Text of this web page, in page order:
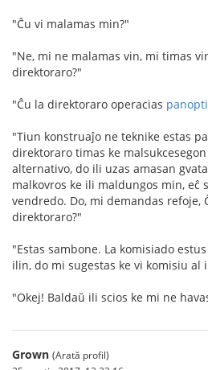
"Ĉu vi malamas min?"
"Ne, mi ne malamas vin, mi timas
direktoraro?"
"Ĉu la direktoraro operacias
"Tiun konstruaĵo ne teknike estas
direktoraro timas ke
alternativo, do ili uzas amasan
malkovros ke ili maldungos min, eĉ
vendredo. Do, mi demandas refoje,
direktoraro?"
"Estas sambone. La komisiado
ilin, do mi sugestas ke vi komisiu al
"Okej! Baldaŭ ili scios ke mi ne
Grown (Arată profil)